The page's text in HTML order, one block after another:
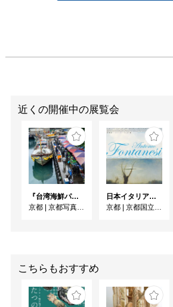
2017年 大阪府立港南造
在学中
2018年 「生駒祭」 学内
展示
2018年 「stage」 個展
アカデミックシアター内
2019年 「東京インディ
ペンデント2019」 出展
近くの開催中の展覧会
『台湾海鮮パラダイス』出版記念 清永安雄 写真展
京都 | 京都写真美術館 ギャラリー・ジャパネスク
日本イタリア国交樹立160周年記念／フォンタネージ来日150周年記念 フォンタネージーイタリアの光・心の風景
京都 | 京都国立近代美術館
こちらもおすすめ